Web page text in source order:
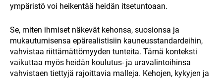
ympäristö voi heikentää heidän itsetuntoaan.
Se, miten ihmiset näkevät kehonsa, suosionsa ja
mukautumisensa epärealistisiin kauneusstandardeihin,
vahvistaa riittämättömyyden tunteita. Tämä konteksti
vaikuttaa myös heidän koulutus- ja uravalintoihinsa
vahvistaen tiettyjä rajoittavia malleja. Kehojen, kykyjen ja